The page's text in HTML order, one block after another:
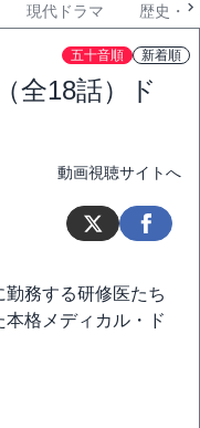
現代ドラマ 歴史・
五十音順 新着順
全18話）ド
動画視聴サイトへ
務する研修医たち
格メディカル・ド